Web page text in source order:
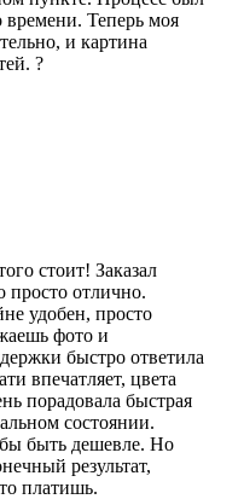
Теперь моя
и картина
?
стоит! Заказал
просто отлично.
удобен, просто
фото и
быстро ответила
впечатляет, цвета
порадовала быстрая
состоянии.
быть дешевле. Но
результат,
платишь.